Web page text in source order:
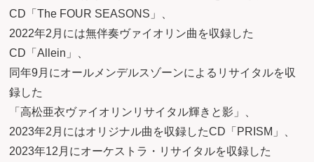
CD「The FOUR SEASONS」、
2022年2月には無伴奏ヴァイオリン曲を収録した
CD「Allein」、
同年9月にオールメンデルスゾーンによるリサイタルを収
録した
「高松亜衣ヴァイオリンリサイタル輝きと影」、
2023年2月にはオリジナル曲を収録したCD「PRISM」、
2023年12月にオーケストラ・リサイタルを収録した